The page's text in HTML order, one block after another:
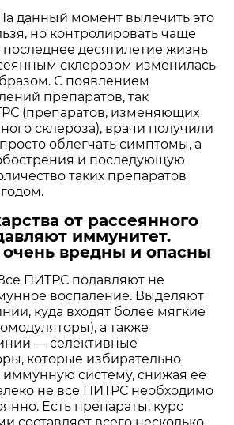
данный момент вылечить это
но контролировать чаще
последнее десятилетие жизнь
склерозом изменилась
С появлением
препаратов, так
(препаратов, изменяющих
склероза), врачи получили
облегчать симптомы, а
и последующую
таких препаратов
от рассеянного
иммунитет.
вредны и опасны
ПИТРС подавляют не
воспаление. Выделяют
куда входят более мягкие
а также
— селективные
которые избирательно
иммунную систему, снижая ее
не все ПИТРС необходимо
Есть препараты, курс